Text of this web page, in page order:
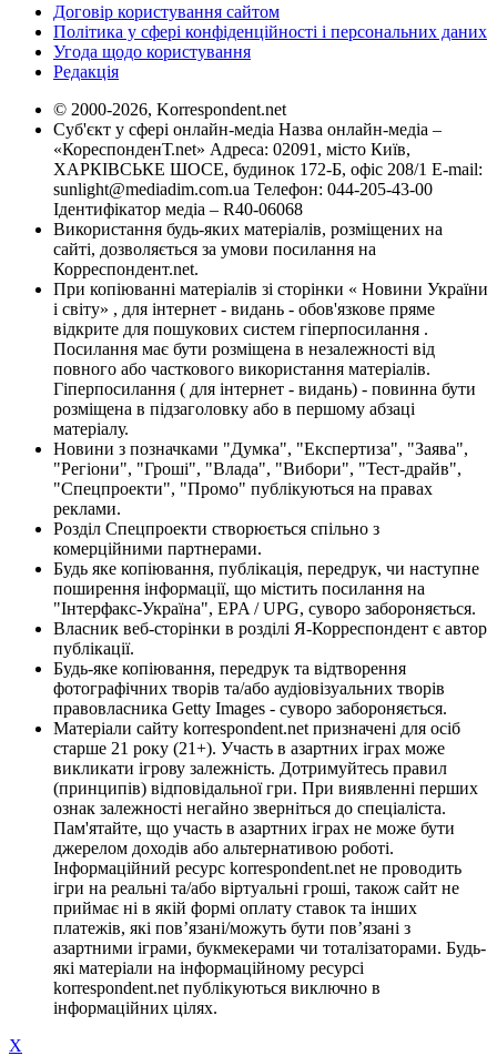
Договір користування сайтом
Політика у сфері конфіденційності і персональних даних
Угода щодо користування
Редакція
© 2000-2026, Korrespondent.net
Суб'єкт у сфері онлайн-медіа Назва онлайн-медіа –
«КореспонденТ.net» Адреса: 02091, місто Київ,
ХАРКІВСЬКЕ ШОСЕ, будинок 172-Б, офіс 208/1 E-mail:
sunlight@mediadim.com.ua Телефон: 044-205-43-00
Ідентифікатор медіа – R40-06068
Використання будь-яких матеріалів, розміщених на
сайті, дозволяється за умови посилання на
Корреспондент.net.
При копіюванні матеріалів зі сторінки « Новини України
і світу» , для інтернет - видань - обов'язкове пряме
відкрите для пошукових систем гіперпосилання .
Посилання має бути розміщена в незалежності від
повного або часткового використання матеріалів.
Гіперпосилання ( для інтернет - видань) - повинна бути
розміщена в підзаголовку або в першому абзаці
матеріалу.
Новини з позначками "Думка", "Експертиза", "Заява",
"Регіони", "Гроші", "Влада", "Вибори", "Тест-драйв",
"Спецпроекти", "Промо" публікуються на правах
реклами.
Розділ Спецпроекти створюється спільно з
комерційними партнерами.
Будь яке копіювання, публікація, передрук, чи наступне
поширення інформації, що містить посилання на
"Інтерфакс-Україна", EPA / UPG, суворо забороняється.
Власник веб-сторінки в розділі Я-Корреспондент є автор
публікації.
Будь-яке копіювання, передрук та відтворення
фотографічних творів та/або аудіовізуальних творів
правовласника Getty Images - суворо забороняється.
Матеріали сайту korrespondent.net призначені для осіб
старше 21 року (21+). Участь в азартних іграх може
викликати ігрову залежність. Дотримуйтесь правил
(принципів) відповідальної гри. При виявленні перших
ознак залежності негайно зверніться до спеціаліста.
Пам'ятайте, що участь в азартних іграх не може бути
джерелом доходів або альтернативою роботі.
Інформаційний ресурс korrespondent.net не проводить
ігри на реальні та/або віртуальні гроші, також сайт не
приймає ні в якій формі оплату ставок та інших
платежів, які пов’язані/можуть бути пов’язані з
азартними іграми, букмекерами чи тоталізаторами. Будь-
які матеріали на інформаційному ресурсі
korrespondent.net публікуються виключно в
інформаційних цілях.
X